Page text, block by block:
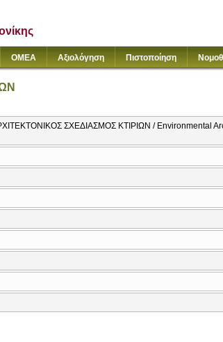
ΟΜΕΑ Αξιολόγηση Πιστοποίηση
ΣΧΕΔΙΑΣΜΟΣ ΚΤΙΡΙΩΝ / Environmental